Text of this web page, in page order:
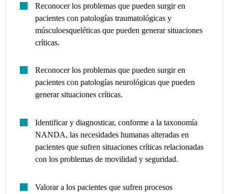
Reconocer los problemas que pueden surgir en
pacientes con patologías traumatológicas y
músculoesqueléticas que pueden generar situaciones
críticas.
Reconocer los problemas que pueden surgir en
pacientes con patologías neurológicas que pueden
generar situaciones críticas.
Identificar y diagnosticar, conforme a la taxonomía
NANDA, las necesidades humanas alteradas en
pacientes que sufren situaciones críticas relacionadas
con los problemas de movilidad y seguridad.
Valorar a los pacientes que sufren procesos